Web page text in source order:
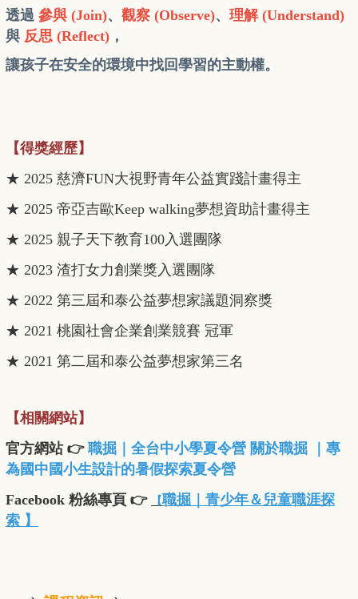
透過 參與 (Join)、 觀察 (Observe)、 理解 (Understand)
與 反思 (Reflect) ，
讓孩子在安全的環境中找回學習的主動權。
【得獎經歷】
★ 2025 慈濟FUN大視野青年公益實踐計畫得主
★ 2025 帝亞吉歐Keep walking夢想資助計畫得主
★ 2025 親子天下教育100入選團隊
★ 2023 渣打女力創業獎入選團隊
★ 2022 第三屆和泰公益夢想家議題洞察獎
★ 2021 桃園社會企業創業競賽 冠軍
★ 2021 第二屆和泰公益夢想家第三名
【相關網站】
官方網站 👉 職掘｜全台中小學夏令營 關於職掘 ｜專
為國中國小生設計的暑假探索夏令營
Facebook 粉絲專頁 👉
【職掘｜青少年＆兒童職涯探
索 】